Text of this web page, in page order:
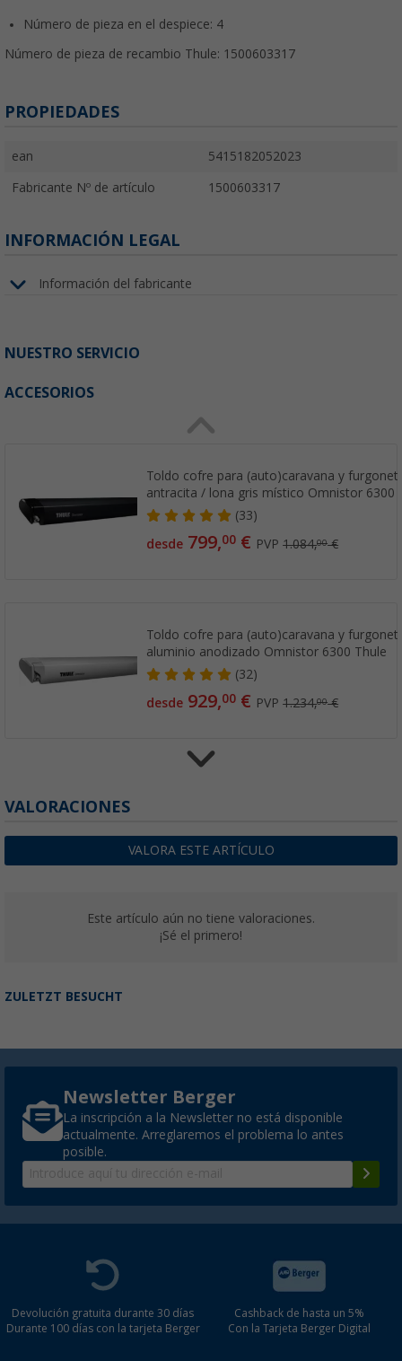
Número de pieza en el despiece: 4
Número de pieza de recambio Thule: 1500603317
PROPIEDADES
ean 5415182052023
Fabricante Nº de artículo 1500603317
INFORMACIÓN LEGAL
Información del fabricante
NUESTRO SERVICIO
ACCESORIOS
Toldo cofre para (auto)caravana y
antracita / lona gris místico Omnistor 6300
(33)
desde 799,00 € PVP1.084,00€
Toldo cofre para (auto)caravana y
aluminio anodizado Omnistor 6300 Thule
(32)
desde 929,00 € PVP1.234,00€
(32)
924,00€
VALORACIONES
VALORA ESTE ARTÍCULO
Este artículo aún no tiene valoraciones.
¡Sé el primero!
ZULETZT BESUCHT
Newsletter Berger
La inscripción a la Newsletter no está disponible
actualmente. Arreglaremos el problema lo antes
posible.
Devolución gratuita durante 30 días
Durante 100 días con la tarjeta Berger
Cashback de hasta un 5%
Con la Tarjeta Berger Digital